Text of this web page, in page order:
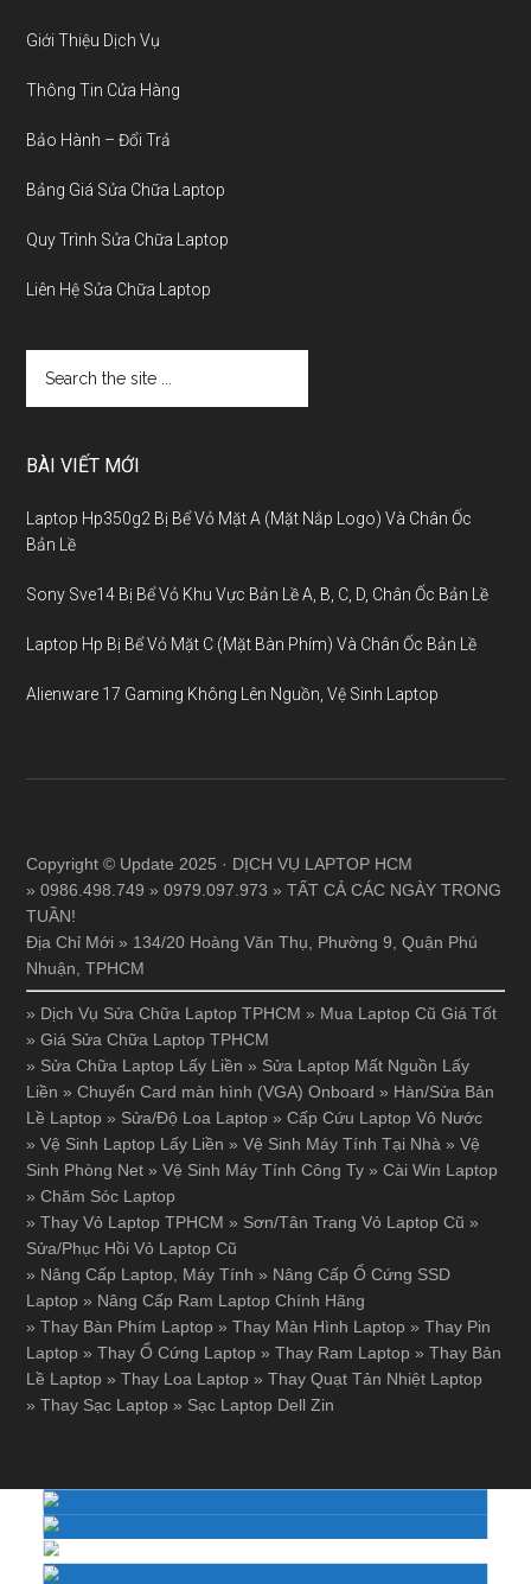
Giới Thiệu Dịch Vụ
Thông Tin Cửa Hàng
Bảo Hành – Đổi Trả
Bảng Giá Sửa Chữa Laptop
Quy Trình Sửa Chữa Laptop
Liên Hệ Sửa Chữa Laptop
BÀI VIẾT MỚI
Laptop Hp350g2 Bị Bể Vỏ Mặt A (Mặt Nắp Logo) Và Chân Ốc
Bản Lề
Sony Sve14 Bị Bể Vỏ Khu Vực Bản Lề A, B, C, D, Chân Ốc Bản Lề
Laptop Hp Bị Bể Vỏ Mặt C (Mặt Bàn Phím) Và Chân Ốc Bản Lề
Alienware 17 Gaming Không Lên Nguồn, Vệ Sinh Laptop
Copyright © Update 2025 · DỊCH VỤ LAPTOP HCM
» 0986.498.749 » 0979.097.973 » TẤT CẢ CÁC NGÀY TRONG
TUẦN!
Địa Chỉ Mới » 134/20 Hoàng Văn Thụ, Phường 9, Quận Phú
Nhuận, TPHCM
» Dịch Vụ Sửa Chữa Laptop TPHCM » Mua Laptop Cũ Giá Tốt
»Giá Sửa Chữa Laptop TPHCM
» Sửa Chữa Laptop Lấy Liền » Sửa Laptop Mất Nguồn Lấy
Liền »Chuyển Card màn hình (VGA) Onboard » Hàn/Sửa Bản
Lề Laptop » Sửa/Độ Loa Laptop »Cấp Cứu Laptop Vô Nước
»Vệ Sinh Laptop Lấy Liền »Vệ Sinh Máy Tính Tại Nhà »Vệ
Sinh Phòng Net »Vệ Sinh Máy Tính Công Ty »Cài Win Laptop
»Chăm Sóc Laptop
»Thay Vỏ Laptop TPHCM » Sơn/Tân Trang Vỏ Laptop Cũ »
Sửa/Phục Hồi Vỏ Laptop Cũ
» Nâng Cấp Laptop, Máy Tính » Nâng Cấp Ổ Cứng SSD
Laptop » Nâng Cấp Ram Laptop Chính Hãng
»Thay Bàn Phím Laptop »Thay Màn Hình Laptop »Thay Pin
Laptop »Thay Ổ Cứng Laptop »Thay Ram Laptop »Thay Bản
Lề Laptop »Thay Loa Laptop »Thay Quạt Tản Nhiệt Laptop
»Thay Sạc Laptop » Sạc Laptop Dell Zin